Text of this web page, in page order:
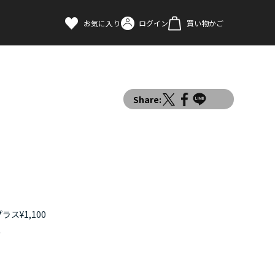
お気に入り ログイン 買い物かご
Share:
ス¥1,100